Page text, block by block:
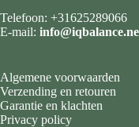
Telefoon: +31625289066
E-mail:
Algemene voorwaarden
Verzending en retouren
Garantie en klachten
Privacy policy